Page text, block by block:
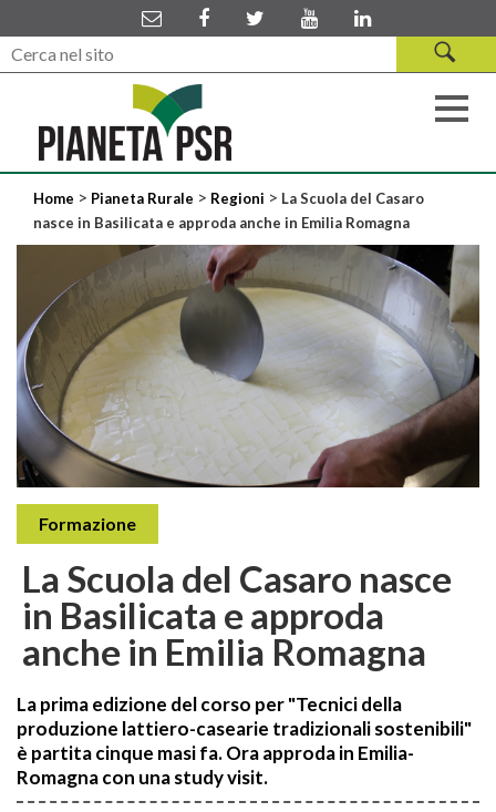
Home > Pianeta Rurale > Regioni > La Scuola del Casaro
nasce in Basilicata e approda anche in Emilia Romagna
Formazione
La Scuola del Casaro nasce
in Basilicata e approda
anche in Emilia Romagna
La prima edizione del corso per "Tecnici della
produzione lattiero-casearie tradizionali sostenibili"
è partita cinque masi fa. Ora approda in Emilia-
Romagna con una study visit.